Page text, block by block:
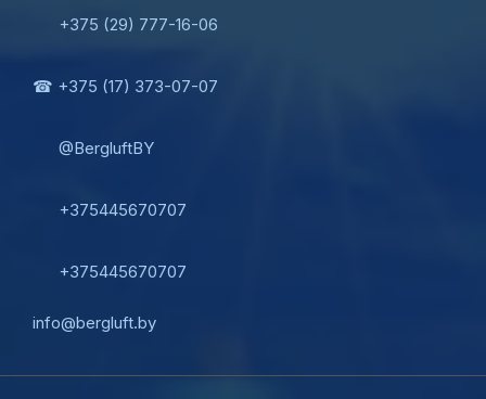
+375 (29) 777-16-06
☎ +375 (17) 373-07-07
@BergluftBY
+375445670707
+375445670707
info@bergluft.by